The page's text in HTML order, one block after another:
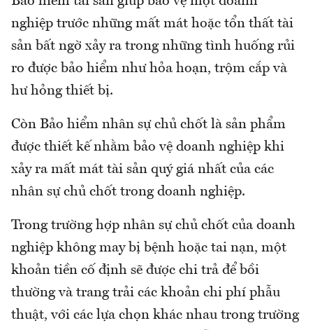
nghiệp trước những mất mát hoặc tổn thất tài
sản bất ngờ xảy ra trong những tình huống rủi
ro được bảo hiểm như hỏa hoạn, trộm cắp và
hư hỏng thiết bị.
Còn Bảo hiểm nhân sự chủ chốt là sản phẩm
được thiết kế nhằm bảo vệ doanh nghiệp khi
xảy ra mất mát tài sản quý giá nhất của các
nhân sự chủ chốt trong doanh nghiệp.
Trong trường hợp nhân sự chủ chốt của doanh
nghiệp không may bị bệnh hoặc tai nạn, một
khoản tiền cố định sẽ được chi trả để bồi
thường và trang trải các khoản chi phí phẫu
thuật, với các lựa chọn khác nhau trong trường